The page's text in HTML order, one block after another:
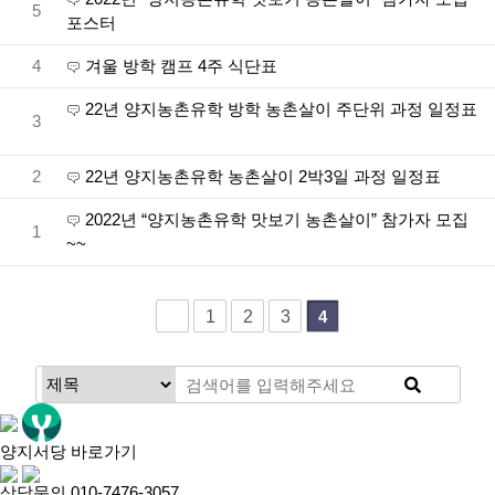
5
포스터
4 겨울 방학 캠프 4주 식단표
3
22년 양지농촌유학 방학 농촌살이 주단위 과정 일정표
2 22년 양지농촌유학 농촌살이 2박3일 과정 일정표
1
2022년 “양지농촌유학 맛보기 농촌살이” 참가자 모집
~~
1 2 3 4
양지서당 바로가기